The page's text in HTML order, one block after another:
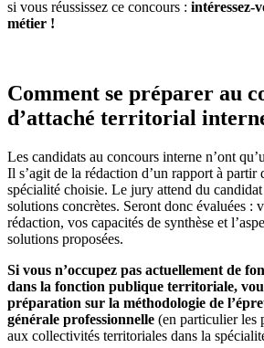
si vous réussissez ce concours : intéressez-
métier !
Comment se préparer au
d’attaché territorial
Les candidats au concours interne n’ont
Il s’agit de la rédaction d’un rapport à partir
spécialité choisie. Le jury attend du candidat
solutions concrètes. Seront donc évaluées :
rédaction, vos capacités de synthèse et
solutions proposées.
Si vous n’occupez pas actuellement de
dans la fonction publique territoriale,
préparation sur la méthodologie de
générale professionnelle (en particulier les
aux collectivités territoriales dans la